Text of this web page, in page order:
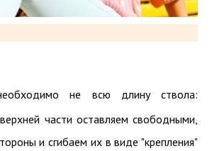
не всю длину ствола:
части оставляем свободными,
и сгибаем их в виде "крепления"